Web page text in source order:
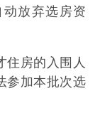
放弃选房资
住房的入围人
参加本批次选